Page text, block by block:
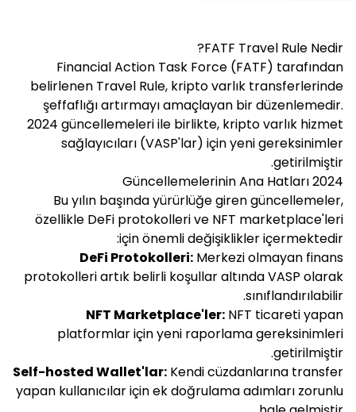
FATF Travel Rule Nedir?
Financial Action Task Force (FATF) tarafından
belirlenen Travel Rule, kripto varlık transferlerinde
şeffaflığı artırmayı amaçlayan bir düzenlemedir.
2024 güncellemeleri ile birlikte, kripto varlık hizmet
sağlayıcıları (VASP'lar) için yeni gereksinimler
getirilmiştir.
2024 Güncellemelerinin Ana Hatları
Bu yılın başında yürürlüğe giren güncellemeler,
özellikle DeFi protokolleri ve NFT marketplace'leri
için önemli değişiklikler içermektedir:
DeFi Protokolleri: Merkezi olmayan finans
protokolleri artık belirli koşullar altında VASP olarak
sınıflandırılabilir.
NFT Marketplace'ler: NFT ticareti yapan
platformlar için yeni raporlama gereksinimleri
getirilmiştir.
Self-hosted Wallet'lar: Kendi cüzdanlarına transfer
yapan kullanıcılar için ek doğrulama adımları zorunlu